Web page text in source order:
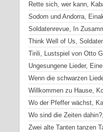
Rette sich, wer kann,
Sodom und Andorra,
Soldatenrevue, In
Think Well of Us,
Tirili, Lustspiel von Otto
Ungesungene Lieder,
Wenn die schwarzen
Willkommen zu Hause,
Wo der Pfeffer wächst,
Wo sind die Zeiten
Zwei alte Tanten tanzen